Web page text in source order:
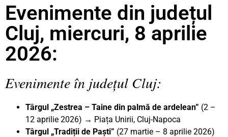
Evenimente din județul
Cluj, miercuri, 8 aprilie
2026:
Evenimente în județul Cluj:
Târgul „Zestrea – Taine din palmă de ardelean” (2 –
12 aprilie 2026) → Piața Unirii, Cluj-Napoca
Târgul „Tradiții de Paști” (27 martie – 8 aprilie 2026)